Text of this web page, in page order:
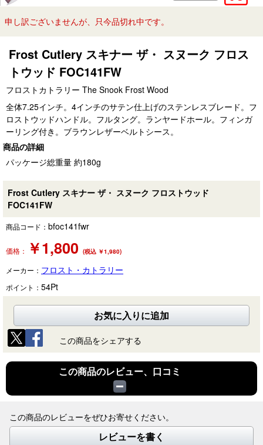
申し訳ございませんが、只今品切れ中です。
Frost Cutlery スキナー ザ・ スヌーク フロス
トウッド FOC141FW
フロストカトラリー The Snook Frost Wood
全体7.25インチ。4インチのサテン仕上げのステンレスブレード。フ
ロストウッドハンドル。フルタング。ランヤードホール。フィンガ
ーリング付き。ブラウンレザーベルトシース。
商品の詳細
パッケージ総重量 約180g
Frost Cutlery スキナー ザ・ スヌーク フロストウッド
FOC141FW
商品コード： bfoc141fwr
価格： ￥1,800 (税込 ￥1,980)
メーカー： フロスト・カトラリー
ポイント： 54Pt
お気に入りに追加
この商品をシェアする
この商品のレビュー、口コミ
この商品のレビューをぜひお寄せください。
レビューを書く